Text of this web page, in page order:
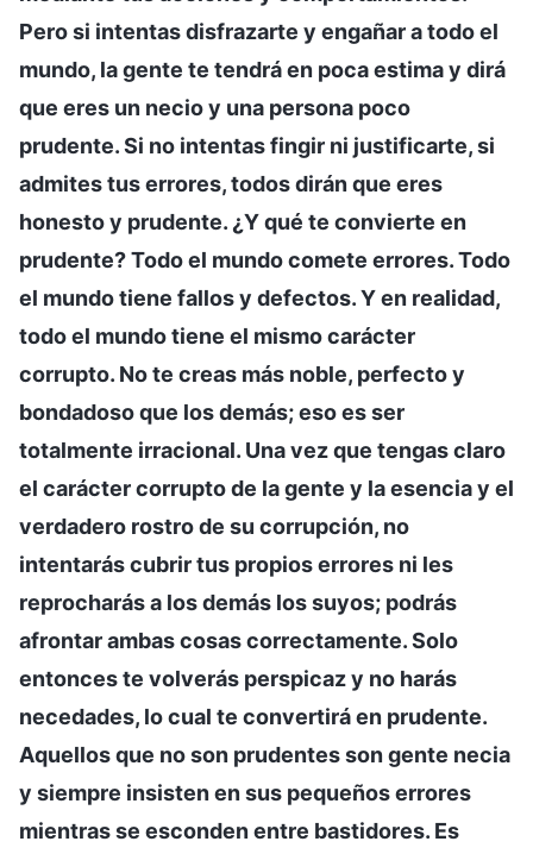
Pero si intentas disfrazarte y engañar a todo el
mundo, la gente te tendrá en poca estima y dirá
que eres un necio y una persona poco
prudente. Si no intentas fingir ni justificarte, si
admites tus errores, todos dirán que eres
honesto y prudente. ¿Y qué te convierte en
prudente? Todo el mundo comete errores. Todo
el mundo tiene fallos y defectos. Y en realidad,
todo el mundo tiene el mismo carácter
corrupto. No te creas más noble, perfecto y
bondadoso que los demás; eso es ser
totalmente irracional. Una vez que tengas claro
el carácter corrupto de la gente y la esencia y el
verdadero rostro de su corrupción, no
intentarás cubrir tus propios errores ni les
reprocharás a los demás los suyos; podrás
afrontar ambas cosas correctamente. Solo
entonces te volverás perspicaz y no harás
necedades, lo cual te convertirá en prudente.
Aquellos que no son prudentes son gente necia
y siempre insisten en sus pequeños errores
mientras se esconden entre bastidores. Es